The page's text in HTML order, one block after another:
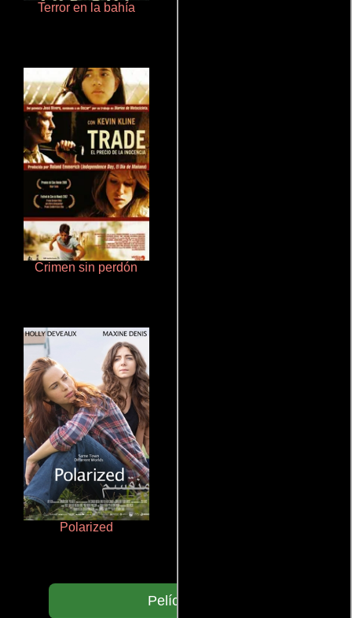
Terror en la bahía
Crimen sin perdón
Polarized
Películas